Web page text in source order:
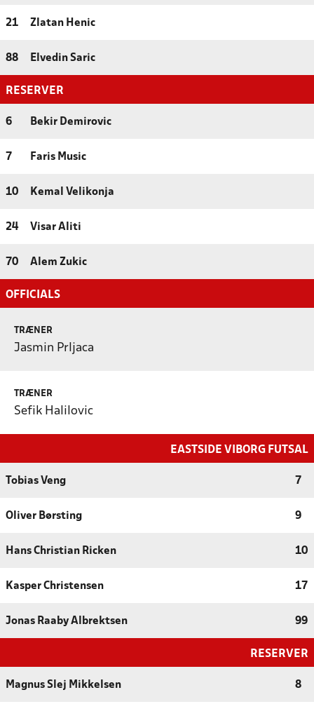
21 Zlatan Henic
88 Elvedin Saric
RESERVER
6 Bekir Demirovic
7 Faris Music
10 Kemal Velikonja
24 Visar Aliti
70 Alem Zukic
OFFICIALS
TRÆNER
Jasmin Prljaca
TRÆNER
Sefik Halilovic
EASTSIDE VIBORG FUTSAL
Tobias Veng 7
Oliver Børsting 9
Hans Christian Ricken 10
Kasper Christensen 17
Jonas Raaby Albrektsen 99
RESERVER
Magnus Slej Mikkelsen 8